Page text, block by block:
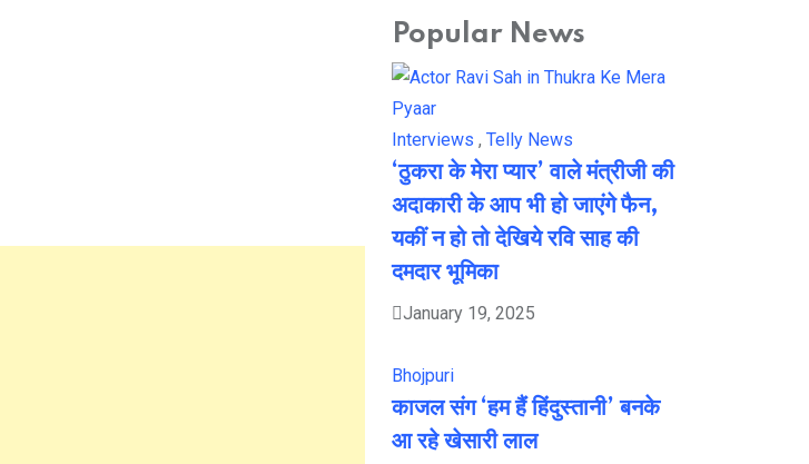
Popular News
Interviews , Telly News
‘ठुकरा के मेरा प्यार’ वाले मंत्रीजी की
अदाकारी के आप भी हो जाएंगे फैन,
यकीं न हो तो देखिये रवि साह की
दमदार भूमिका
January 19, 2025
Bhojpuri
काजल संग ‘हम हैं हिंदुस्तानी’ बनके
आ रहे खेसारी लाल